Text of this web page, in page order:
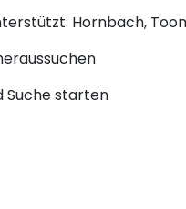
Hornbach,
Suche starten